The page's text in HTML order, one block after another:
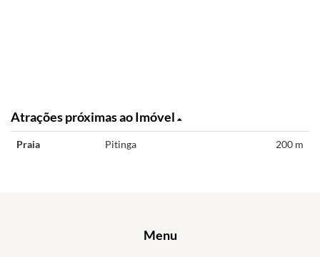
Atrações próximas ao Imóvel
Praia Pitinga 200 m
Menu